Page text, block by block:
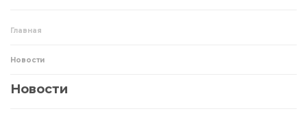
Главная
Новости
Новости